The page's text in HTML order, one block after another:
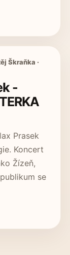
Škraňka ·
-
Prasek
Koncert
Žízeň,
se